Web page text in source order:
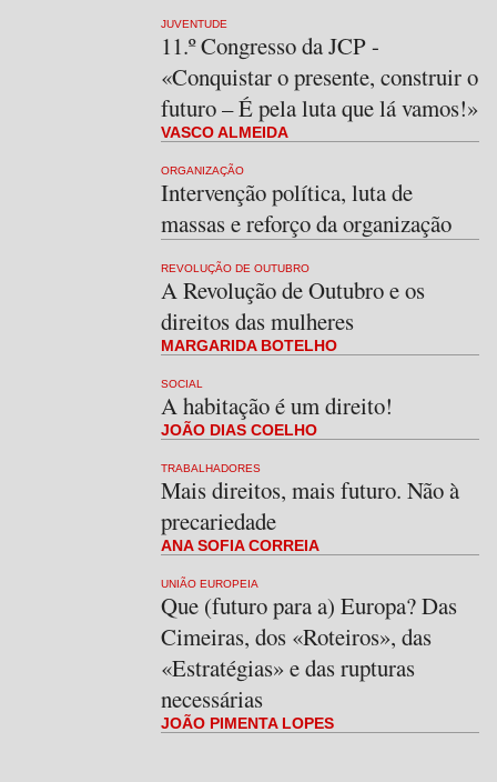
JUVENTUDE
11.º Congresso da JCP -
«Conquistar o presente, construir o
futuro – É pela luta que lá vamos!»
VASCO ALMEIDA
ORGANIZAÇÃO
Intervenção política, luta de
massas e reforço da organização
REVOLUÇÃO DE OUTUBRO
A Revolução de Outubro e os
direitos das mulheres
MARGARIDA BOTELHO
SOCIAL
A habitação é um direito!
JOÃO DIAS COELHO
TRABALHADORES
Mais direitos, mais futuro. Não à
precariedade
ANA SOFIA CORREIA
UNIÃO EUROPEIA
Que (futuro para a) Europa? Das
Cimeiras, dos «Roteiros», das
«Estratégias» e das rupturas
necessárias
JOÃO PIMENTA LOPES